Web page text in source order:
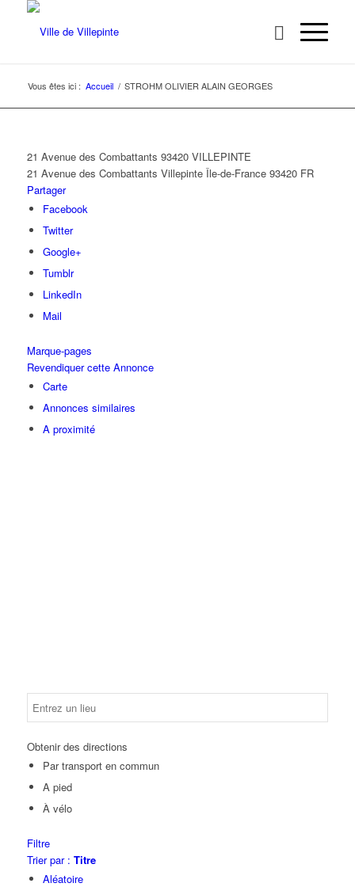
Vous êtes ici : Accueil / STROHM OLIVIER ALAIN GEORGES
21 Avenue des Combattants 93420 VILLEPINTE
21 Avenue des Combattants Villepinte Île-de-France 93420 FR
Partager
Facebook
Twitter
Google+
Tumblr
LinkedIn
Mail
Marque-pages
Revendiquer cette Annonce
Carte
Annonces similaires
A proximité
Obtenir des directions
Par transport en commun
A pied
À vélo
Filtre
Trier par : Titre
Aléatoire